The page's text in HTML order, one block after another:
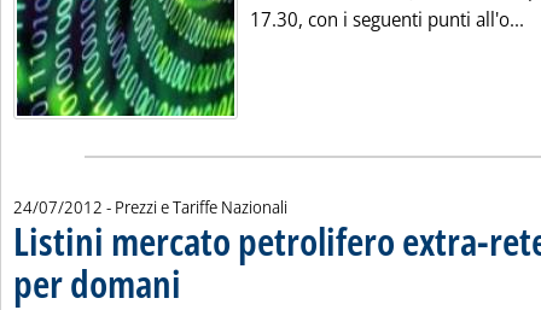
17.30, con i seguenti punti all'o...
24/07/2012 - Prezzi e Tariffe Nazionali
Listini mercato petrolifero extra-
per domani . Sottotitolo: Le variazioni sui prezzi Siva dei carburanti e dei
. Pubblicata martedì 24 luglio 2012 alle 9.25.